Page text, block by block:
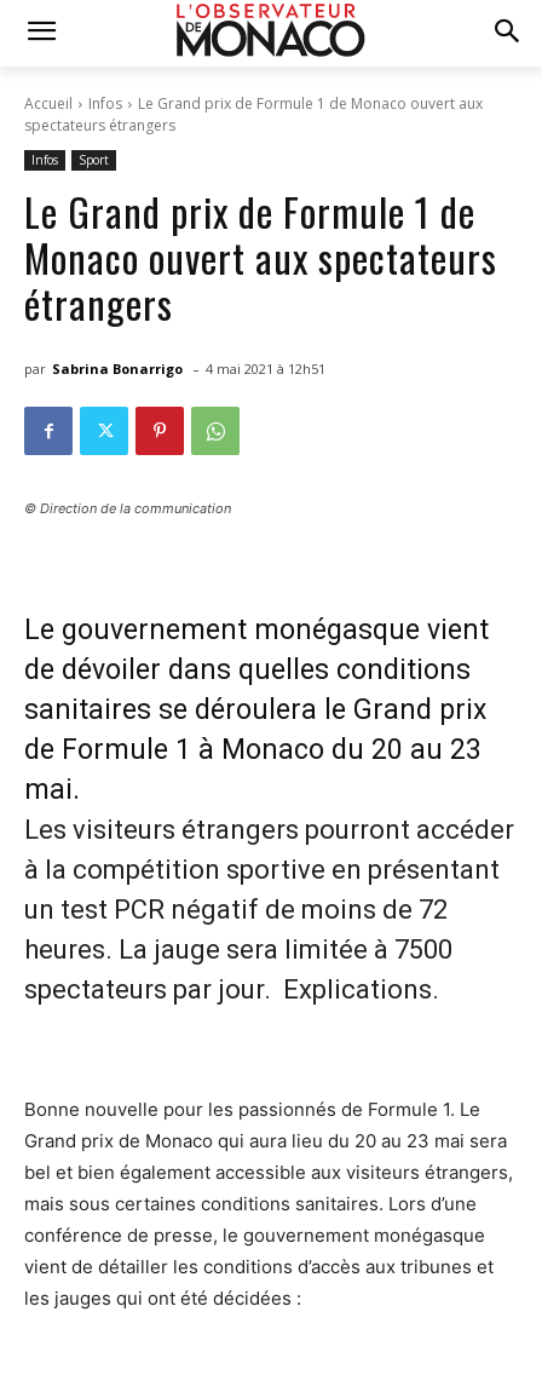
Accueil Infos
Le Grand prix de Formule 1 de Monaco ouvert aux
spectateurs étrangers
Infos Sport
Le Grand prix de Formule 1 de
Monaco ouvert aux spectateurs
étrangers
par Sabrina Bonarrigo - 4 mai 2021 à 12h51
© Direction de la communication
Le gouvernement monégasque vient
de dévoiler dans quelles conditions
sanitaires se déroulera le Grand prix
de Formule 1 à Monaco du 20 au 23
mai.
Les visiteurs étrangers pourront accéder
à la compétition sportive en présentant
un test PCR négatif de moins de 72
heures. La jauge sera limitée à 7500
spectateurs par jour. Explications.
Bonne nouvelle pour les passionnés de Formule 1. Le
Grand prix de Monaco qui aura lieu du 20 au 23 mai sera
bel et bien également accessible aux visiteurs étrangers,
mais sous certaines conditions sanitaires. Lors d’une
conférence de presse, le gouvernement monégasque
vient de détailler les conditions d’accès aux tribunes et
les jauges qui ont été décidées :